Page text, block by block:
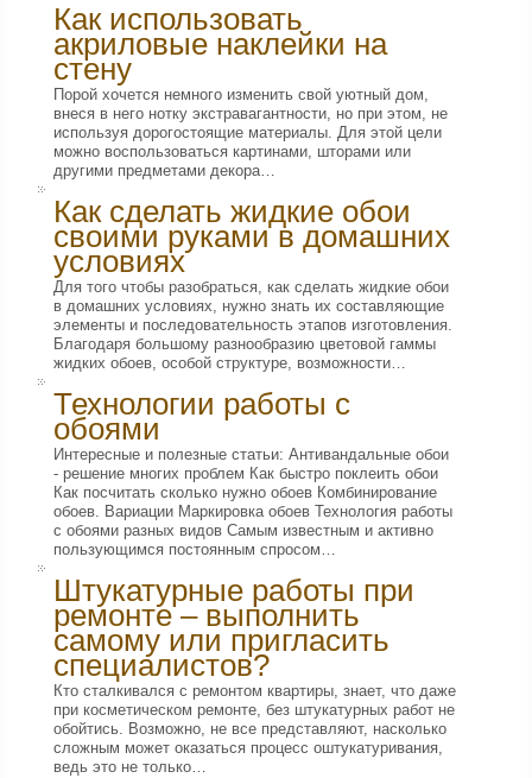
Как использовать
акриловые наклейки на
стену
Порой хочется немного изменить свой уютный дом,
внеся в него нотку экстравагантности, но при этом, не
используя дорогостоящие материалы. Для этой цели
можно воспользоваться картинами, шторами или
другими предметами декора…
Как сделать жидкие обои
своими руками в домашних
условиях
Для того чтобы разобраться, как сделать жидкие обои
в домашних условиях, нужно знать их составляющие
элементы и последовательность этапов изготовления.
Благодаря большому разнообразию цветовой гаммы
жидких обоев, особой структуре, возможности…
Технологии работы с
обоями
Интересные и полезные статьи: Антивандальные обои
- решение многих проблем Как быстро поклеить обои
Как посчитать сколько нужно обоев Комбинирование
обоев. Вариации Маркировка обоев Технология работы
с обоями разных видов Самым известным и активно
пользующимся постоянным спросом…
Штукатурные работы при
ремонте – выполнить
самому или пригласить
специалистов?
Кто сталкивался с ремонтом квартиры, знает, что даже
при косметическом ремонте, без штукатурных работ не
обойтись. Возможно, не все представляют, насколько
сложным может оказаться процесс оштукатуривания,
ведь это не только…